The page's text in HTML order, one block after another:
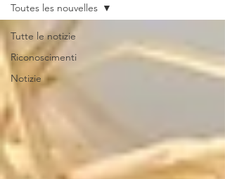
Tutte le notizie
Riconoscimenti
Notizie
Toutes les nouvelles